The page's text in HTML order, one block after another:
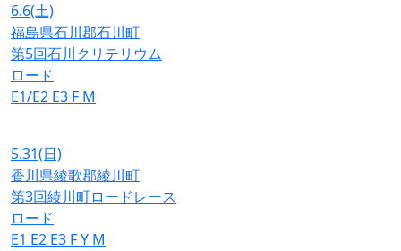
6.6(土)
福島県石川郡石川町
第5回石川クリテリウム
ロード
E1/E2 E3 F M
5.31(日)
香川県綾歌郡綾川町
第3回綾川町ロードレース
ロード
E1 E2 E3 FY M